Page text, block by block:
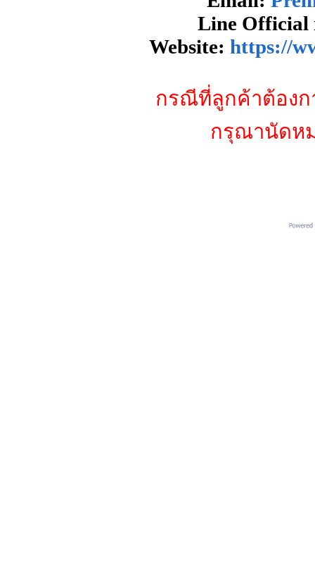
Line Official
Website: https://
กรณีที่ลูกค้าต้อง
กรุณานัดห